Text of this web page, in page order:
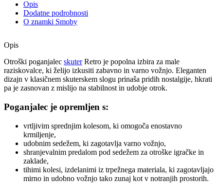
Opis
Dodatne podrobnosti
O znamki Smoby
Opis
Otroški poganjalec skuterRetro je popolna izbira za male
raziskovalce, ki želijo izkusiti zabavno in varno vožnjo. Eleganten
dizajn v klasičnem skuterskem slogu prinaša pridih nostalgije, hkrati
pa je zasnovan z mislijo na stabilnost in udobje otrok.
Poganjalec je opremljen s:
vrtljivim sprednjim kolesom, ki omogoča enostavno
krmiljenje,
udobnim sedežem, ki zagotavlja varno vožnjo,
shranjevalnim predalom pod sedežem za otroške igračke in
zaklade,
tihimi kolesi, izdelanimi iz trpežnega materiala, ki zagotavljajo
mirno in udobno vožnjo tako zunaj kot v notranjih prostorih.